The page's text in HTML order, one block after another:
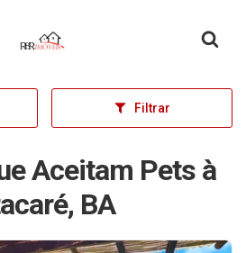
Página inicial
Filtrar
Aceitam Pets à
BA